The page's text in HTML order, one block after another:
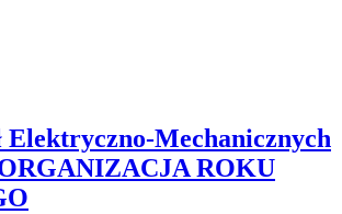
Elektryczno-Mechanicznych
ROKU